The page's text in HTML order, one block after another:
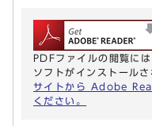
PDFファイルの閲覧に
ソフトがインストールさ
サイトから Adobe
ください。